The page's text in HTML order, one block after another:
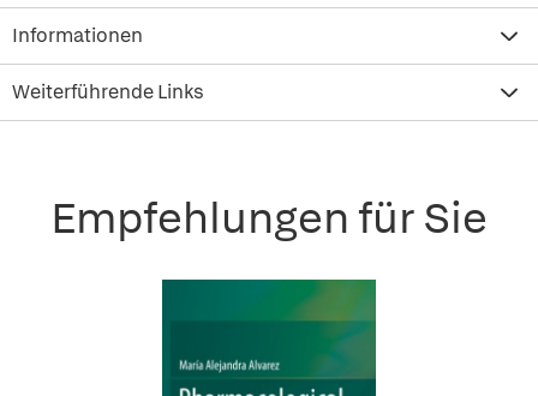
Informationen
Weiterführende Links
Empfehlungen für Sie